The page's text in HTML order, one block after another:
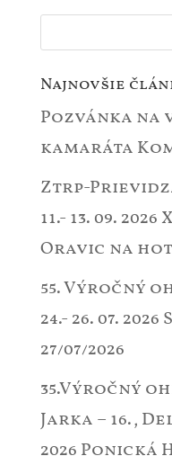
Najnovšie
Pozvánka na
kamaráta
Ztrp-
11.- 13. 09.
Oravic na
55. Výročný
24.- 26. 07.
27/07/2026
35.Výročný
Jarka – 16.,
2026 Ponická